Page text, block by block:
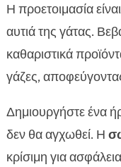
Η προετοιμασία
αυτιά της γάτας.
καθαριστικά
γάζες,
Δημιουργήστε ένα
δεν θα αγχωθεί. Η
κρίσιμη για